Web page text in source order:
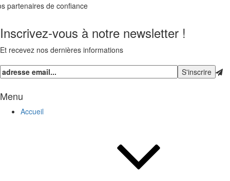
partenaires de confiance
Inscrivez-vous à notre newsletter !
Et recevez nos dernières informations
Menu
Accueil